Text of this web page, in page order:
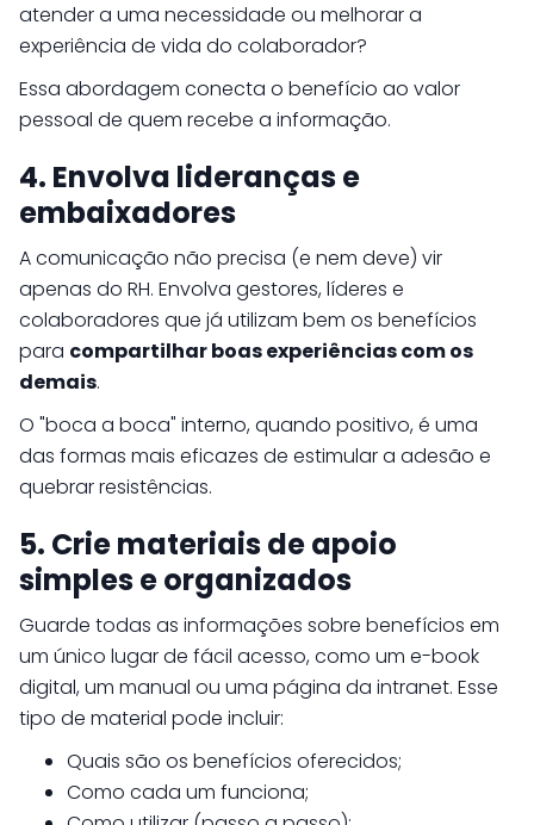
atender a uma necessidade ou melhorar a
experiência de vida do colaborador?
Essa abordagem conecta o benefício ao valor
pessoal de quem recebe a informação.
4. Envolva lideranças e
embaixadores
A comunicação não precisa (e nem deve) vir
apenas do RH. Envolva gestores, líderes e
colaboradores que já utilizam bem os benefícios
para compartilhar boas experiências com os
demais.
O "boca a boca" interno, quando positivo, é uma
das formas mais eficazes de estimular a adesão e
quebrar resistências.
5. Crie materiais de apoio
simples e organizados
Guarde todas as informações sobre benefícios em
um único lugar de fácil acesso, como um e-book
digital, um manual ou uma página da intranet. Esse
tipo de material pode incluir:
Quais são os benefícios oferecidos;
Como cada um funciona;